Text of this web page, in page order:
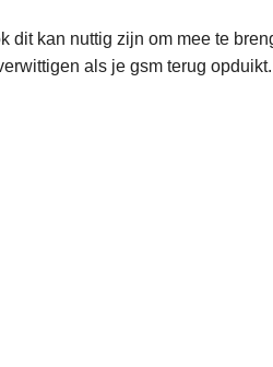
dit kan nuttig zijn om mee te
als je gsm terug opduikt.